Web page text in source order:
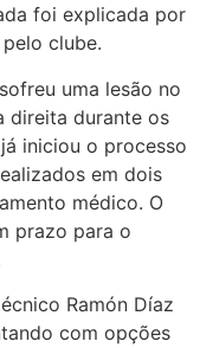
foi explicada por
clube.
uma lesão no
direita durante os
iniciou o processo
em dois
médico. O
prazo para o
Ramón Díaz
com opções